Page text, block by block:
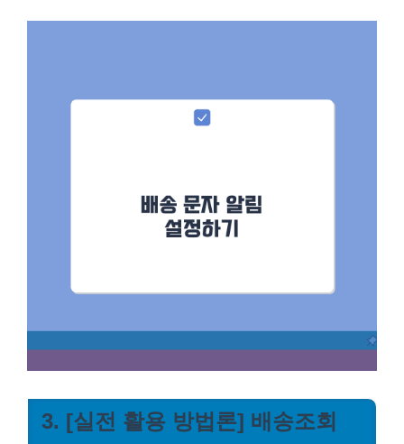
3. [실전 활용 방법론] 배송조회